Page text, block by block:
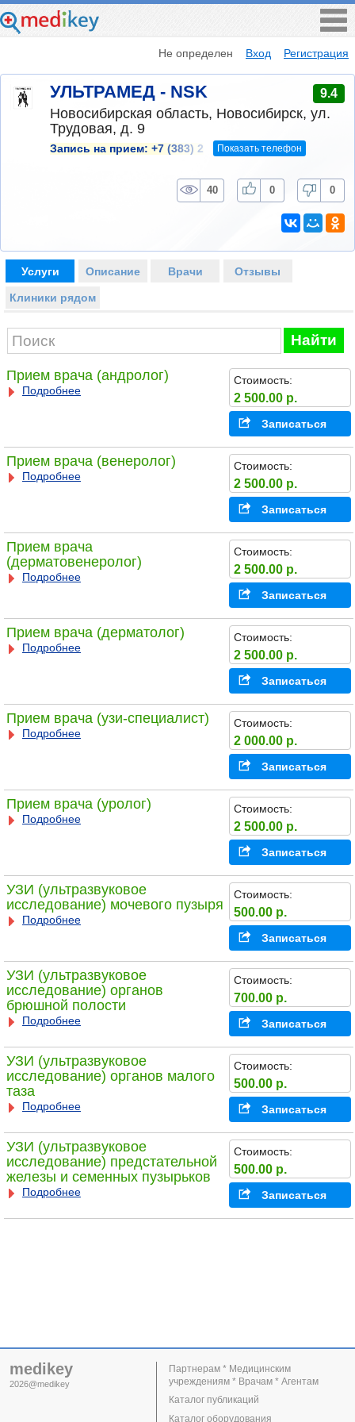
Не определен Вход Регистрация
УЛЬТРАМЕД - NSK 9.4
Новосибирская область, Новосибирск, ул.
Трудовая, д. 9
Запись на прием: +7 (383) 2 Показать телефон
40 0 0
Услуги Описание Врачи Отзывы
Клиники рядом
Найти
Прием врача (андролог)
Подробнее
Стоимость:
2 500.00 р.
Записаться
Прием врача (венеролог)
Подробнее
Стоимость:
2 500.00 р.
Записаться
Прием врача
(дерматовенеролог)
Подробнее
Стоимость:
2 500.00 р.
Записаться
Прием врача (дерматолог)
Подробнее
Стоимость:
2 500.00 р.
Записаться
Прием врача (узи-специалист)
Подробнее
Стоимость:
2 000.00 р.
Записаться
Прием врача (уролог)
Подробнее
Стоимость:
2 500.00 р.
Записаться
УЗИ (ультразвуковое
исследование) мочевого пузыря
Подробнее
Стоимость:
500.00 р.
Записаться
УЗИ (ультразвуковое
исследование) органов
брюшной полости
Подробнее
Стоимость:
700.00 р.
Записаться
УЗИ (ультразвуковое
исследование) органов малого
таза
Подробнее
Стоимость:
500.00 р.
Записаться
УЗИ (ультразвуковое
исследование) предстательной
железы и семенных пузырьков
Подробнее
Стоимость:
500.00 р.
Записаться
medikey
2026@medikey
Партнерам * Медицинским
учреждениям * Врачам * Агентам
Каталог публикаций
Каталог оборудования